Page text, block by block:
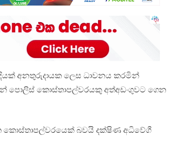
අනතුරුදායක ලෙස ධාවනය කරමින්
පොලිස් කොස්තාපල්වරයකු අත්අඩංගුවට ගෙන
බවයි දක්ෂිණ අධිවේගී